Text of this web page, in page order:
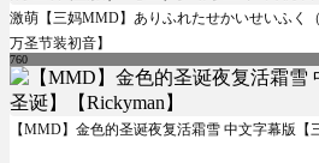
激萌【三妈MMD】ありふれたせかいせいふく
万圣节装初音】
760
【MMD】金色的圣诞夜复活霜雪 中文字幕版【